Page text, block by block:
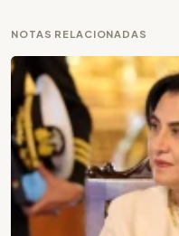
NOTAS RELACIONADAS